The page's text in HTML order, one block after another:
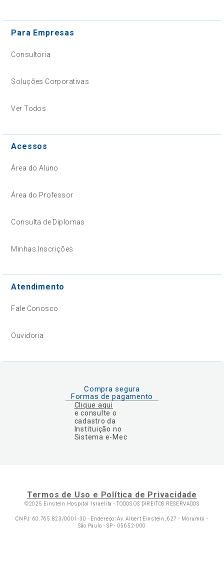
Para Empresas
Consultoria
Soluções Corporativas
Ver Todos
Acessos
Área do Aluno
Área do Professor
Consulta de Diplomas
Minhas Inscrições
Atendimento
Fale Conosco
Ouvidoria
Compra segura
Formas de pagamento
Clique aqui
e consulte o
cadastro da
Instituição no
Sistema e-Mec
Termos de Uso e Política de Privacidade
©2025 Einstein Hospital Israelita -TODOS OS DIREITOS RESERVADOS
CNPJ: 60.765.823/0001-30 - Endereço: Av. Albert Einstein, 627 - Morumbi -
São Paulo - SP - 05652-000